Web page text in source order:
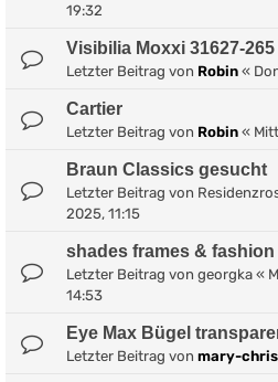
19:32
Visibilia Moxxi 31627-265
Letzter Beitrag von Robin «
Cartier
Letzter Beitrag von Robin «
Braun Classics gesucht
Letzter Beitrag von
2025, 11:15
shades frames &
Letzter Beitrag von georgka «
14:53
Eye Max Bügel
Letzter Beitrag von mary-chris